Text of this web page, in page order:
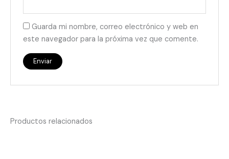
Guarda mi nombre, correo electrónico y web en
este navegador para la próxima vez que comente.
Productos relacionados